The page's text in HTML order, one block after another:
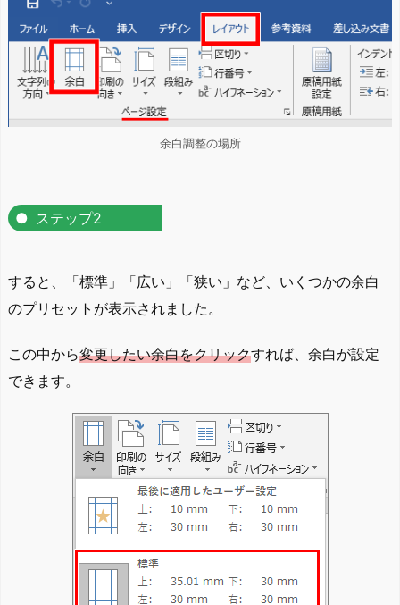
余白調整の場所
ステップ2
すると、「標準」「広い」「狭い」など、いくつかの余白
のプリセットが表示されました。
この中から変更したい余白をクリックすれば、余白が設定
できます。